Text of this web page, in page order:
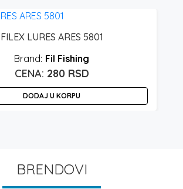
FILEX LURES ARES 5801
Fil Fishing
280 RSD
DODAJ U KORPU
BRENDOVI